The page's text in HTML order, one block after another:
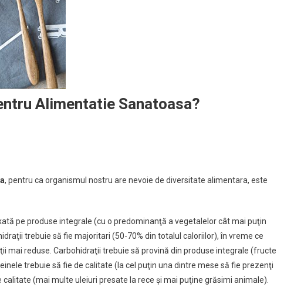
Alimentatie Sanatoasa?
, pentru ca organismul nostru are nevoie de diversitate alimentara, este
pe produse integrale (cu o predominanţă a vegetalelor cât mai puţin
trebuie să fie majoritari (50-70% din totalul caloriilor), în vreme ce
mai reduse. Carbohidraţii trebuie să provină din produse integrale (fructe
trebuie să fie de calitate (la cel puţin una dintre mese să fie prezenţi
(mai multe uleiuri presate la rece şi mai puţine grăsimi animale).